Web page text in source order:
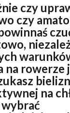
czy
czy
na rowerze
na
wybrać